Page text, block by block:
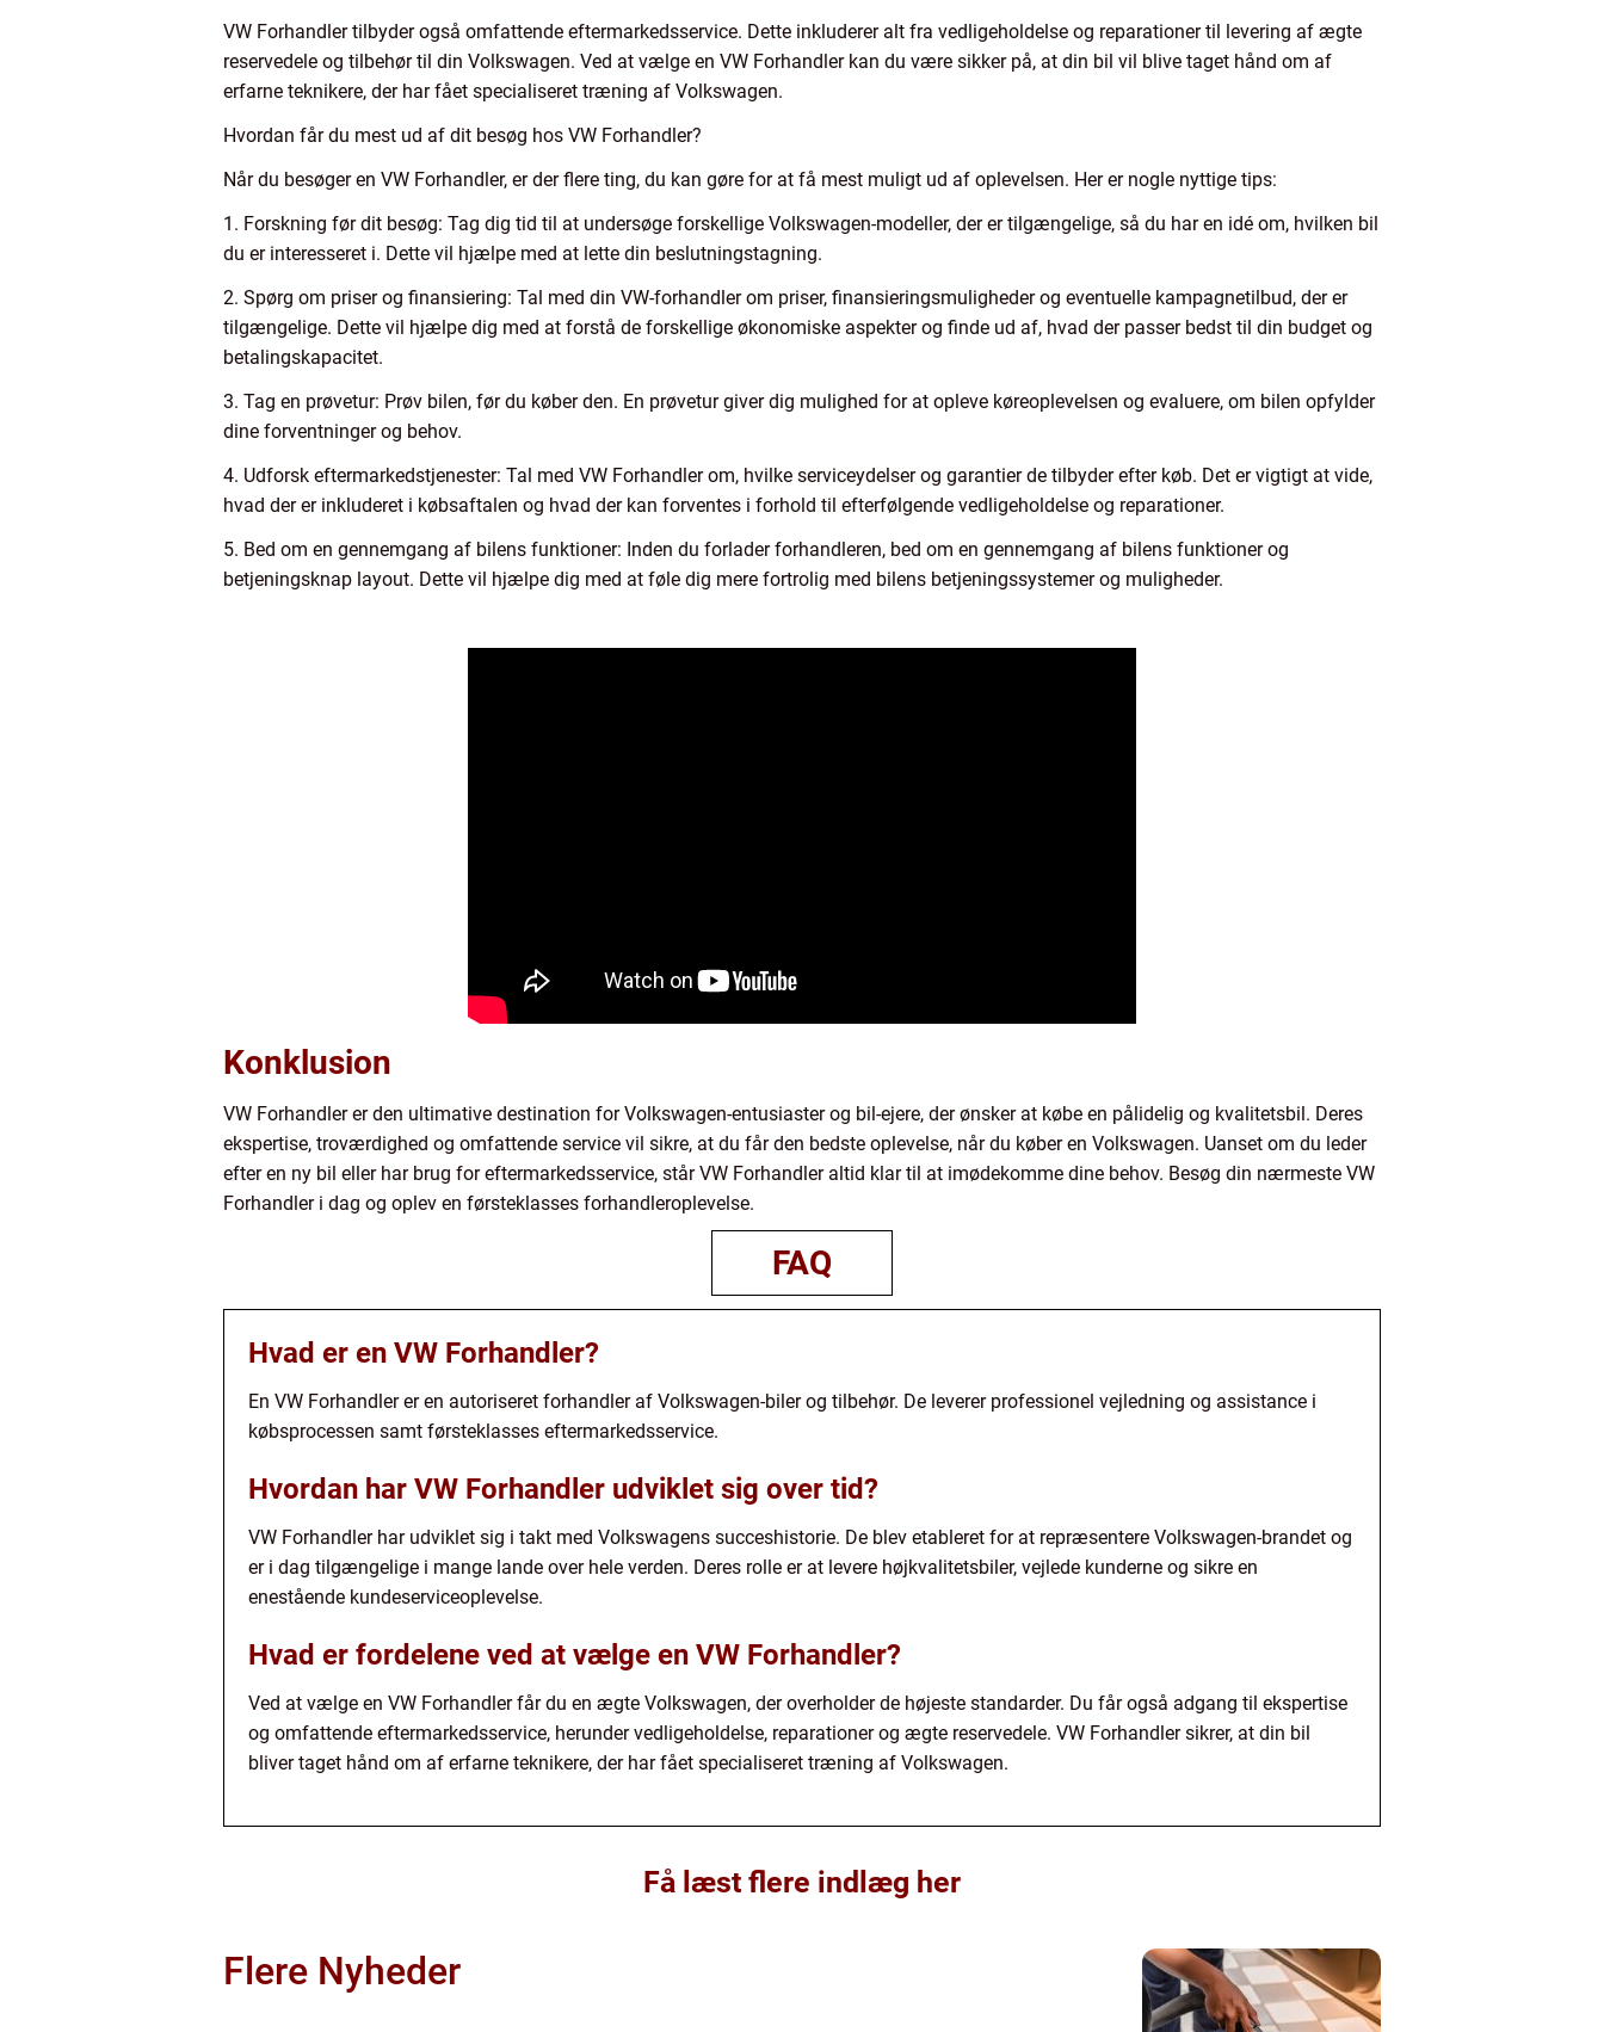
VW Forhandler tilbyder også omfattende eftermarkedsservice. Dette inkluderer alt fra vedligeholdelse og reparationer til levering af ægte
reservedele og tilbehør til din Volkswagen. Ved at vælge en VW Forhandler kan du være sikker på, at din bil vil blive taget hånd om af
erfarne teknikere, der har fået specialiseret træning af Volkswagen.
Hvordan får du mest ud af dit besøg hos VW Forhandler?
Når du besøger en VW Forhandler, er der flere ting, du kan gøre for at få mest muligt ud af oplevelsen. Her er nogle nyttige tips:
1. Forskning før dit besøg: Tag dig tid til at undersøge forskellige Volkswagen-modeller, der er tilgængelige, så du har en idé om, hvilken bil
du er interesseret i. Dette vil hjælpe med at lette din beslutningstagning.
2. Spørg om priser og finansiering: Tal med din VW-forhandler om priser, finansieringsmuligheder og eventuelle kampagnetilbud, der er
tilgængelige. Dette vil hjælpe dig med at forstå de forskellige økonomiske aspekter og finde ud af, hvad der passer bedst til din budget og
betalingskapacitet.
3. Tag en prøvetur: Prøv bilen, før du køber den. En prøvetur giver dig mulighed for at opleve køreoplevelsen og evaluere, om bilen opfylder
dine forventninger og behov.
4. Udforsk eftermarkedstjenester: Tal med VW Forhandler om, hvilke serviceydelser og garantier de tilbyder efter køb. Det er vigtigt at vide,
hvad der er inkluderet i købsaftalen og hvad der kan forventes i forhold til efterfølgende vedligeholdelse og reparationer.
5. Bed om en gennemgang af bilens funktioner: Inden du forlader forhandleren, bed om en gennemgang af bilens funktioner og
betjeningsknap layout. Dette vil hjælpe dig med at føle dig mere fortrolig med bilens betjeningssystemer og muligheder.
Konklusion
VW Forhandler er den ultimative destination for Volkswagen-entusiaster og bil-ejere, der ønsker at købe en pålidelig og kvalitetsbil. Deres
ekspertise, troværdighed og omfattende service vil sikre, at du får den bedste oplevelse, når du køber en Volkswagen. Uanset om du leder
efter en ny bil eller har brug for eftermarkedsservice, står VW Forhandler altid klar til at imødekomme dine behov. Besøg din nærmeste VW
Forhandler i dag og oplev en førsteklasses forhandleroplevelse.
FAQ
Hvad er en VW Forhandler?
En VW Forhandler er en autoriseret forhandler af Volkswagen-biler og tilbehør. De leverer professionel vejledning og assistance i
købsprocessen samt førsteklasses eftermarkedsservice.
Hvordan har VW Forhandler udviklet sig over tid?
VW Forhandler har udviklet sig i takt med Volkswagens succeshistorie. De blev etableret for at repræsentere Volkswagen-brandet og
er i dag tilgængelige i mange lande over hele verden. Deres rolle er at levere højkvalitetsbiler, vejlede kunderne og sikre en
enestående kundeserviceoplevelse.
Hvad er fordelene ved at vælge en VW Forhandler?
Ved at vælge en VW Forhandler får du en ægte Volkswagen, der overholder de højeste standarder. Du får også adgang til ekspertise
og omfattende eftermarkedsservice, herunder vedligeholdelse, reparationer og ægte reservedele. VW Forhandler sikrer, at din bil
bliver taget hånd om af erfarne teknikere, der har fået specialiseret træning af Volkswagen.
Få læst flere indlæg her
Flere Nyheder